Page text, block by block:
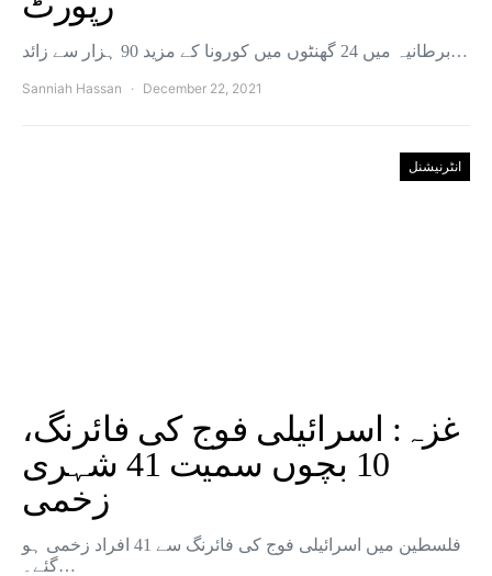
برطانیہ میں 24 گھنٹوں میں کورونا کے مزید 90 ہزار سے زائد…
Sanniah Hassan December 22, 2021
انٹرنیشنل
غزہ: اسرائیلی فوج کی فائرنگ،
10 بچوں سمیت 41 شہری
زخمی
فلسطین میں اسرائیلی فوج کی فائرنگ سے 41 افراد زخمی ہو
گئے۔…